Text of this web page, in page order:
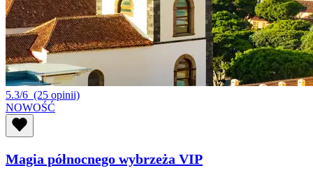
5.3/6 (25 opinii)
NOWOŚĆ
Magia północnego wybrzeża VIP